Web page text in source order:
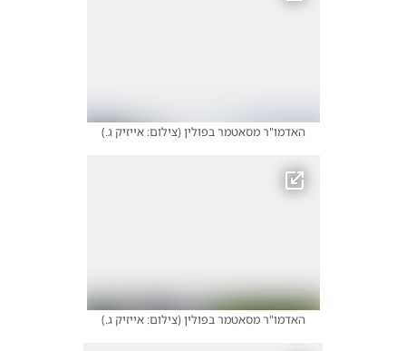
האדמו"ר מסאטמר בפולין(צילום: אייזיק ג.)
האדמו"ר מסאטמר בפולין(צילום: אייזיק ג.)